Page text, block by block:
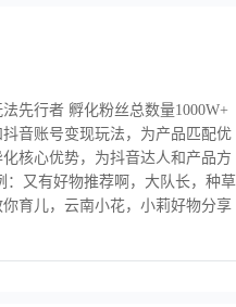
先行者 孵化粉丝总数量1000W+
音账号变现玩法，为产品匹配优
核心优势，为抖音达人和产品方
：又有好物推荐啊，大队长，种草
育儿，云南小花，小莉好物分享